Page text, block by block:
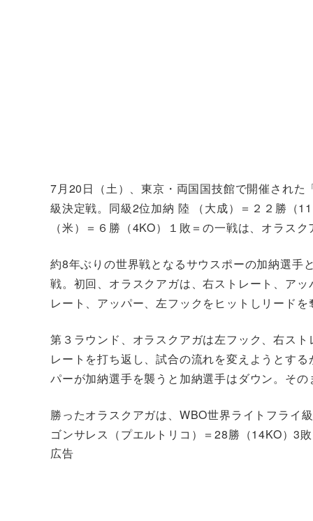
7月20日（土）、東京・両国国技館で開催され
級決定戦。同級2位加納 陸 （大成）＝２２勝（
（米）＝６勝（4KO）１敗＝の一戦は、オラス
約8年ぶりの世界戦となるサウスポーの加納選手
戦。初回、オラスクアガは、右ストレート、ア
レート、アッパー、左フックをヒットしリードを
第３ラウンド、オラスクアガは左フック、右ス
レートを打ち返し、試合の流れを変えようとす
パーが加納選手を襲うと加納選手はダウン。そ
勝ったオラスクアガは、WBO世界ライトフライ
ゴンサレス（プエルトリコ）＝28勝（14KO）3
広告